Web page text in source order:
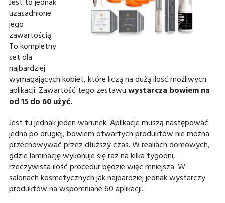
uzasadnione
jego
zawartością.
To kompletny
set dla
najbardziej
wymagających kobiet, które liczą na dużą ilość możliwych
aplikacji. Zawartość tego zestawuwystarcza bowiem na
od 15 do 60 użyć.
Jest tu jednak jeden warunek. Aplikacje muszą następować
jedna po drugiej, bowiem otwartych produktów nie można
przechowywać przez dłuższy czas. W realiach domowych,
gdzie laminację wykonuje się raz na kilka tygodni,
rzeczywista ilość procedur będzie więc mniejsza. W
salonach kosmetycznych jak najbardziej jednak wystarczy
produktów na wspomniane 60 aplikacji.